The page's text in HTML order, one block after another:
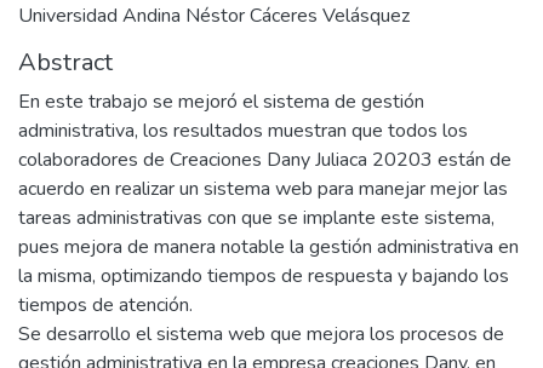
Universidad Andina Néstor Cáceres Velásquez
Abstract
En este trabajo se mejoró el sistema de gestión
administrativa, los resultados muestran que todos los
colaboradores de Creaciones Dany Juliaca 20203 están de
acuerdo en realizar un sistema web para manejar mejor las
tareas administrativas con que se implante este sistema,
pues mejora de manera notable la gestión administrativa en
la misma, optimizando tiempos de respuesta y bajando los
tiempos de atención.
Se desarrollo el sistema web que mejora los procesos de